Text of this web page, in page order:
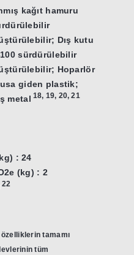
kağıt hamuru
Dış kutu
sürdürülebilir
Hoparlör
giden plastik;
metal 18, 19, 20, 21
: 24
(kg) : 2
22
tamamı
tüm